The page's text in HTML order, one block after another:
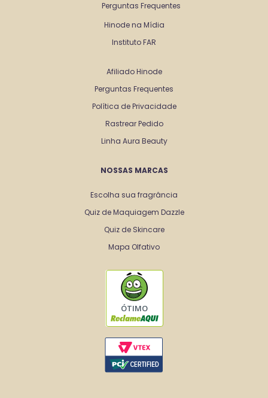
Perguntas Frequentes
Hinode na Mídia
Instituto FAR
Afiliado Hinode
Perguntas Frequentes
Política de Privacidade
Rastrear Pedido
Linha Aura Beauty
NOSSAS MARCAS
Escolha sua fragrância
Quiz de Maquiagem Dazzle
Quiz de Skincare
Mapa Olfativo
ÓTIMO